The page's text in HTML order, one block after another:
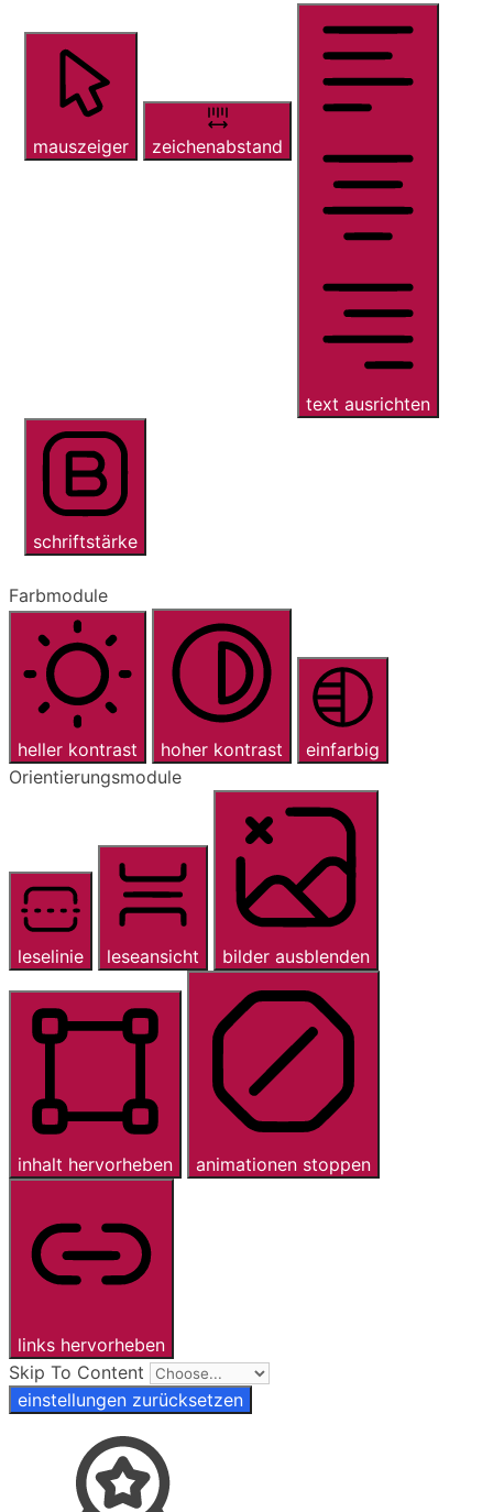
mauszeiger zeichenabstand
text ausrichten
schriftstärke
Farbmodule
heller kontrast hoher kontrast
einfarbig
Orientierungsmodule
leselinie leseansicht bilder ausblenden
inhalt hervorheben animationen stoppen
links hervorheben
Skip To Content
einstellungen zurücksetzen